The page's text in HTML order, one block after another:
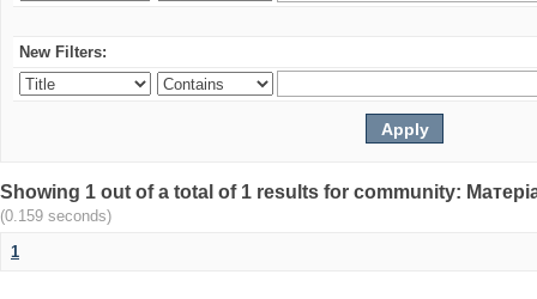
New Filters:
Showing 1 out of a total of 1 results for community:
(0.159 seconds)
1